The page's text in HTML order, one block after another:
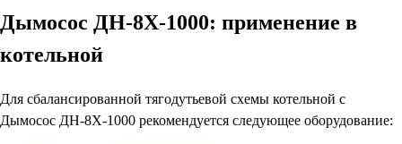
Дымосос ДН-8Х-1000: применение в
котельной
Для сбалансированной тягодутьевой схемы котельной с
Дымосос ДН-8Х-1000 рекомендуется следующее оборудование: